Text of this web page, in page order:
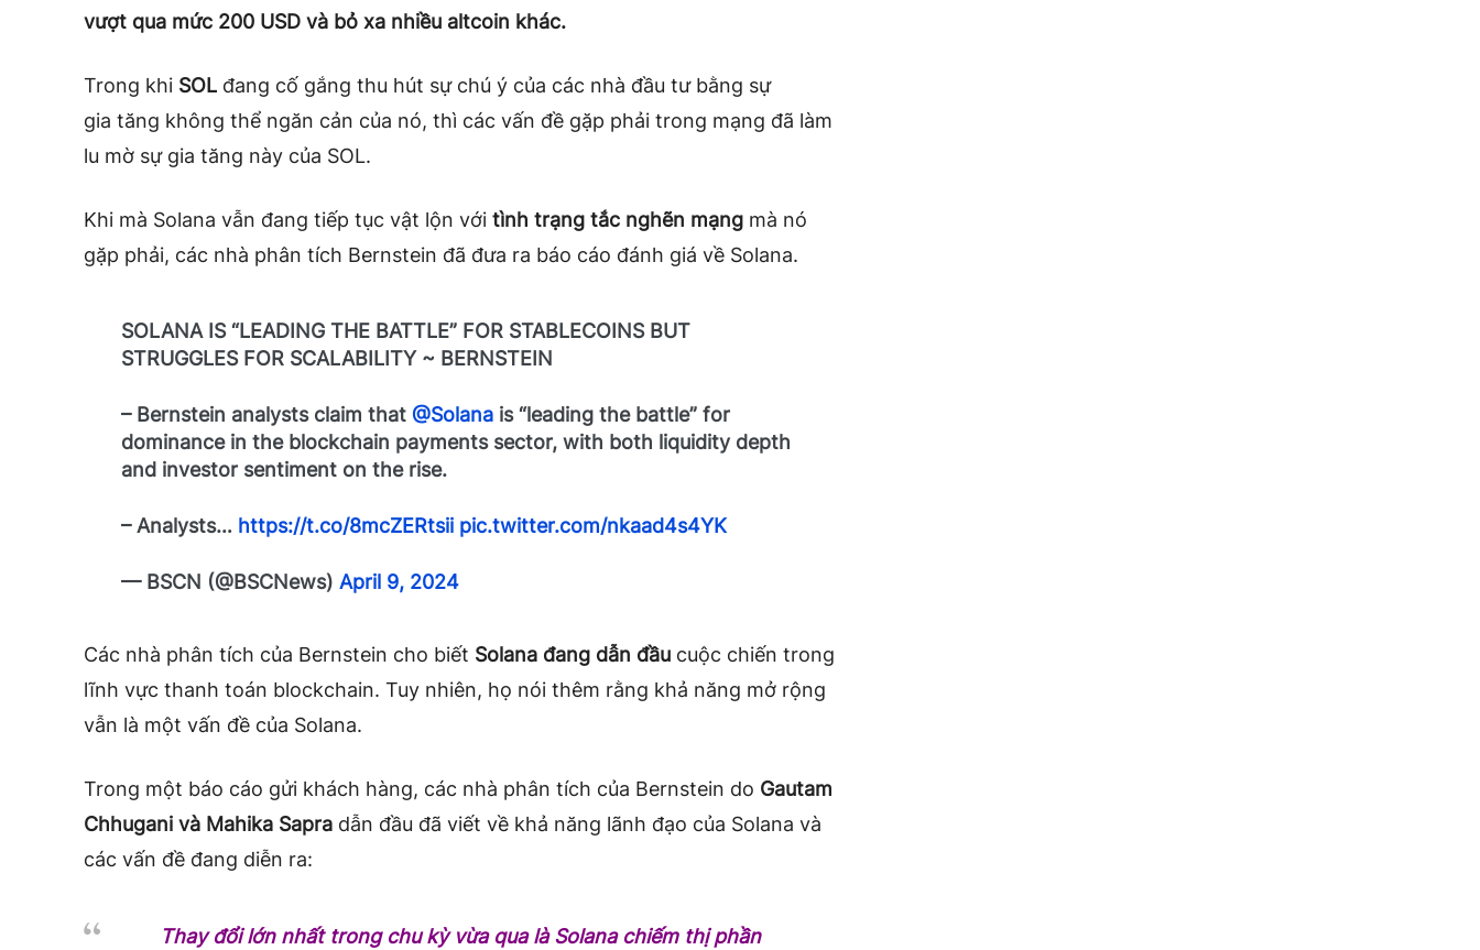
vượt qua mức 200 USD và bỏ xa nhiều altcoin khác.
Trong khi SOL đang cố gắng thu hút sự chú ý của các nhà đầu tư bằng sự
gia tăng không thể ngăn cản của nó, thì các vấn đề gặp phải trong mạng đã làm
lu mờ sự gia tăng này của SOL.
Khi mà Solana vẫn đang tiếp tục vật lộn với tình trạng tắc nghẽn mạng mà nó
gặp phải, các nhà phân tích Bernstein đã đưa ra báo cáo đánh giá về Solana.
SOLANA IS “LEADING THE BATTLE” FOR STABLECOINS BUT
STRUGGLES FOR SCALABILITY ~ BERNSTEIN
– Bernstein analysts claim that @Solana is “leading the battle” for
dominance in the blockchain payments sector, with both liquidity depth
and investor sentiment on the rise.
– Analysts… https://t.co/8mcZERtsii pic.twitter.com/nkaad4s4YK
— BSCN (@BSCNews)April 9, 2024
Các nhà phân tích của Bernstein cho biết Solana đang dẫn đầu cuộc chiến trong
lĩnh vực thanh toán blockchain. Tuy nhiên, họ nói thêm rằng khả năng mở rộng
vẫn là một vấn đề của Solana.
Trong một báo cáo gửi khách hàng, các nhà phân tích của Bernstein do Gautam
Chhugani và Mahika Sapra dẫn đầu đã viết về khả năng lãnh đạo của Solana và
các vấn đề đang diễn ra:
Thay đổi lớn nhất trong chu kỳ vừa qua là Solana chiếm thị phần